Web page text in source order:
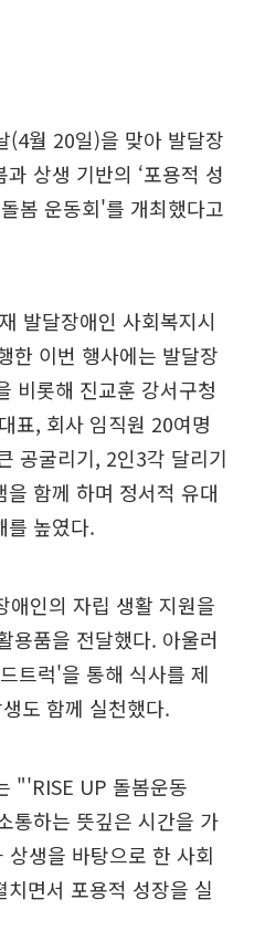
(4월 20일)을 맞아 발달장
상생 기반의 ‘포용적 성
봄 운동회'를 개최했다고
발달장애인 사회복지시
한 이번 행사에는 발달장
비롯해 진교훈 강서구청
표, 회사 임직원 20여명
공굴리기, 2인3각 달리기
함께 하며 정서적 유대
를 높였다.
애인의 자립 생활 지원을
용품을 전달했다. 아울러
트럭'을 통해 식사를 제
도 함께 실천했다.
"'RISE UP 돌봄운동
통하는 뜻깊은 시간을 가
생을 바탕으로 한 사회
면서 포용적 성장을 실